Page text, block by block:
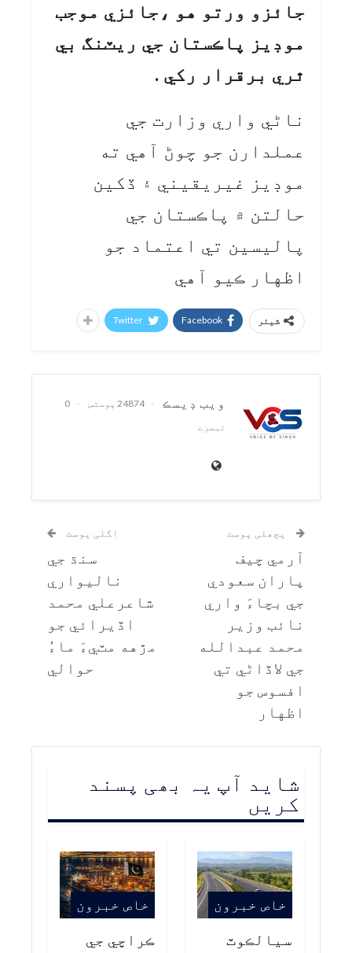
جائزو ورتو هو ،جائزي موجب
موڊيز پاڪستان جي ريٽنگ بي
ٿري برقرار رکي .
ناڻي واري وزارت جي
عملدارن جو چوڻ آهي ته
موڊيز غيريقيني ۽ ڏکين
حالتن ۾ پاڪستان جي
پاليسين تي اعتماد جو
اظهار ڪيو آهي
شیئر Facebook
Twitter
ويب ڊيسڪ 24874 پوسٹس
0
تبصرے
پچھلی پوسٹ
آرمي چيف
پاران سعودي
جي بچاءَ واري
نائب وزير
محمد عبدالله
جي لاڏاڻي تي
افسوس جو
اظهار
اگلی پوسٹ
سنڌ جي
ناليواري
شاعرعلي محمد
اڏيرائي جو
مڙهه مٽيءَ ماءُ
حوالي
شاید آپ یہ بھی پسند
کریں
خاص خبرون
سيالڪوٽ
خاص خبرون
ڪراچي جي